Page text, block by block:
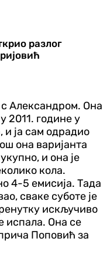
разлог
Александром. Она
2011. године у
и ја сам одрадио
она варијанта
и она је
кола.
4-5 емисија. Тада
сваке суботе је
искључиво
испала. Она се
Поповић за